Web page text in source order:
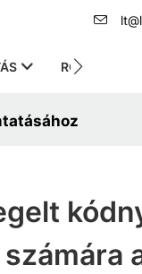
RÓLUNK